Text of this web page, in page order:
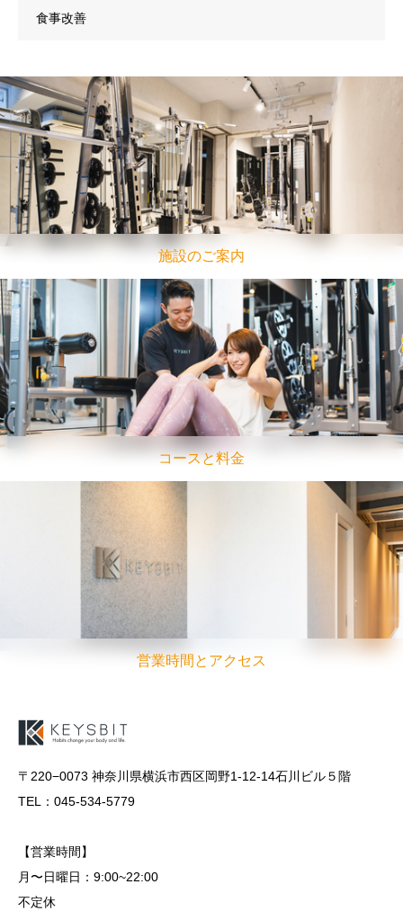
食事改善
施設のご案内
コースと料金
営業時間とアクセス
〒220−0073 神奈川県横浜市西区岡野1-12-14石川ビル５階
TEL：045-534-5779
【営業時間】
月〜日曜日：9:00~22:00
不定休